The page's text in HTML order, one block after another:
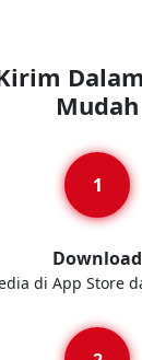
Mudah
Download
di App Store